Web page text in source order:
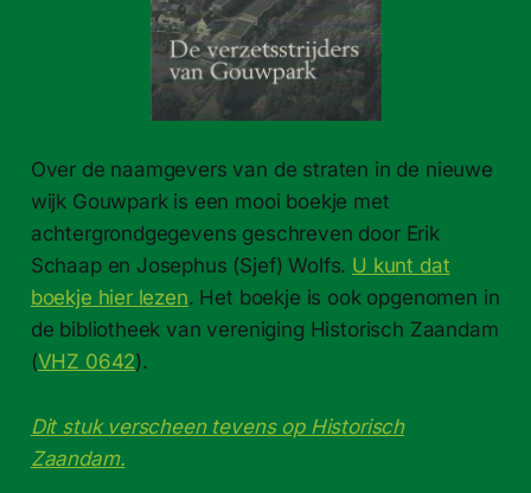
Over de naamgevers van de straten in de nieuwe
wijk Gouwpark is een mooi boekje met
achtergrondgegevens geschreven door Erik
Schaap en Josephus (Sjef) Wolfs. U kunt dat
boekje hier lezen. Het boekje is ook opgenomen in
de bibliotheek van vereniging Historisch Zaandam
(VHZ 0642).
Dit stuk verscheen tevens op Historisch
Zaandam.